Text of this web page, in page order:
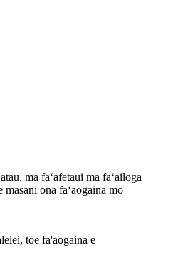
ma faʻafetaui ma faʻailoga
ona faʻaogaina mo
toe fa'aogaina e